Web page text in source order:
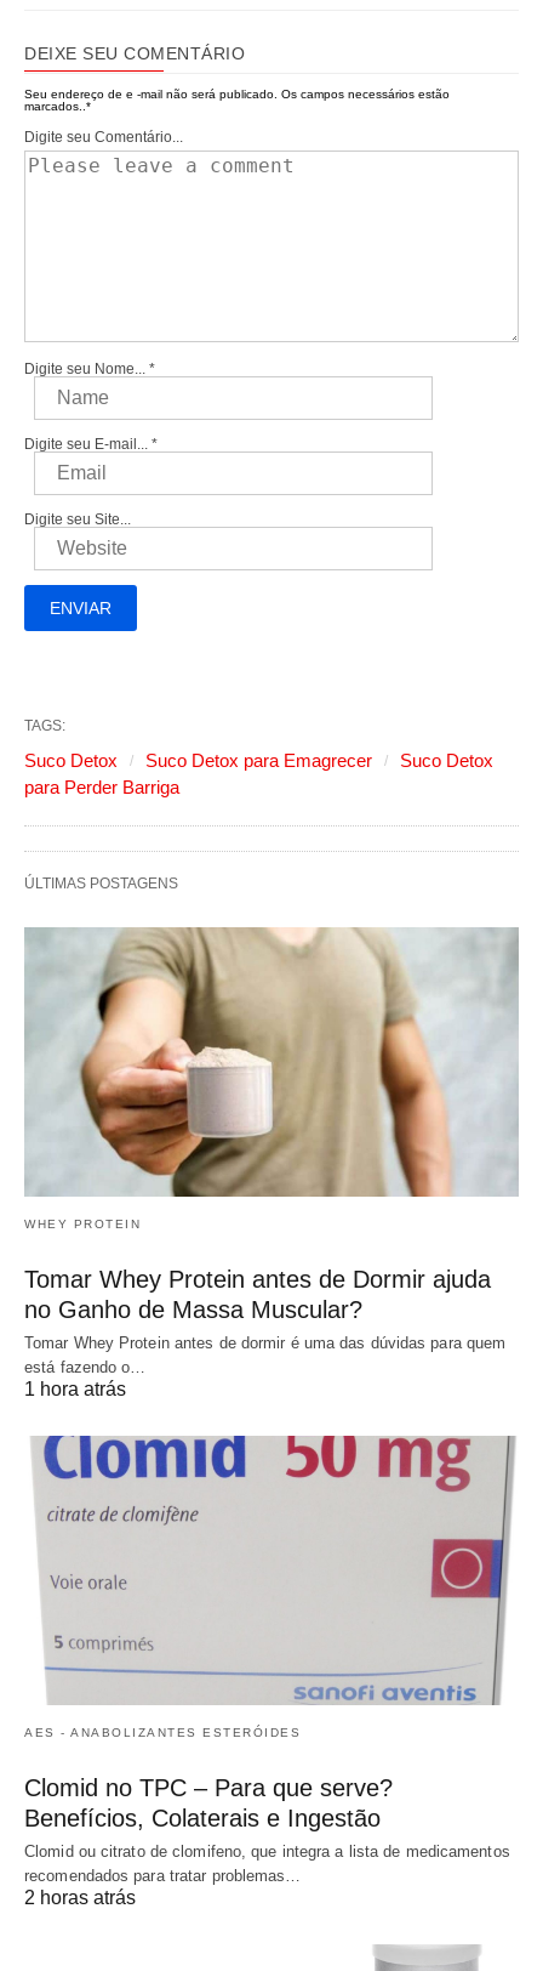
DEIXE SEU COMENTÁRIO
Seu endereço de e -mail não será publicado. Os campos necessários estão
marcados.. *
Digite seu Comentário...
Digite seu Nome... *
Digite seu E-mail... *
Digite seu Site...
TAGS:
Suco Detox Suco Detox para Emagrecer
Suco Detox
para Perder Barriga
ÚLTIMAS POSTAGENS
WHEY PROTEIN
Tomar Whey Protein antes de Dormir ajuda
no Ganho de Massa Muscular?
Tomar Whey Protein antes de dormir é uma das dúvidas para quem
está fazendo o…
1 hora atrás
AES - ANABOLIZANTES ESTERÓIDES
Clomid no TPC – Para que serve?
Benefícios, Colaterais e Ingestão
Clomid ou citrato de clomifeno, que integra a lista de medicamentos
recomendados para tratar problemas…
2 horas atrás